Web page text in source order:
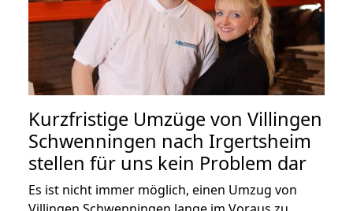
Kurzfristige Umzüge von Villingen
Schwenningen nach Irgertsheim
stellen für uns kein Problem dar
Es ist nicht immer möglich, einen Umzug von